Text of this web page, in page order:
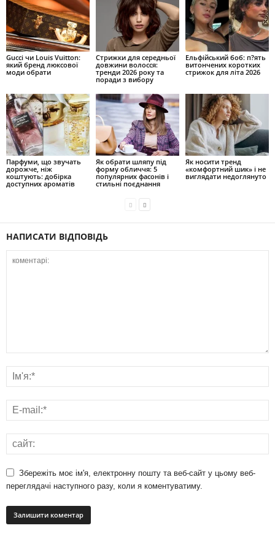
Gucci чи Louis Vuitton:
який бренд люксової
моди обрати
Стрижки для середньої
довжини волосся:
тренди 2026 року та
поради з вибору
Ельфійський боб: п?ять
витончених коротких
стрижок для літа 2026
Парфуми, що звучать
дорожче, ніж
коштують: добірка
доступних ароматів
Як обрати шляпу під
форму обличчя: 5
популярних фасонів і
стильні поєднання
Як носити тренд
«комфортний шик» і не
виглядати недоглянуто
НАПИСАТИ ВІДПОВІДЬ
Збережіть моє ім'я, електронну пошту та веб-сайт у цьому веб-
переглядачі наступного разу, коли я коментуватиму.